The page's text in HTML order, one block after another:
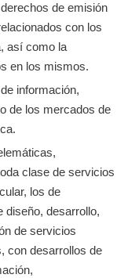
de emisión
con los
así como la
en los mismos.
información,
de los mercados de
clase de servicios
los de
diseño, desarrollo,
de servicios
con desarrollos de